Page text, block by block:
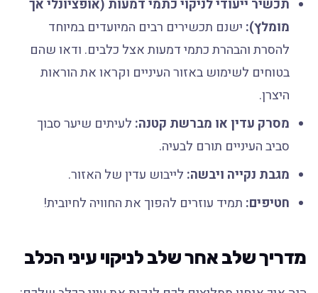
תכשיר ייעודי לניקוי כתמי דמעות (אופציונלי אך
מומלץ):ישנם תכשירים רבים המיועדים במיוחד
להסרת והבהרת כתמי דמעות אצל כלבים. ודאו שהם
בטוחים לשימוש באזור העיניים וקראו את הוראות
היצרן.
מסרק עדין או מברשת קטנה:לעיתים שיער סבוך
סביב העיניים תורם לבעיה.
מגבת נקייה ויבשה:לייבוש עדין של האזור.
חטיפים:תמיד עוזרים להפוך את החוויה לחיובית!
מדריך שלב אחר שלב לניקוי עיני הכלב